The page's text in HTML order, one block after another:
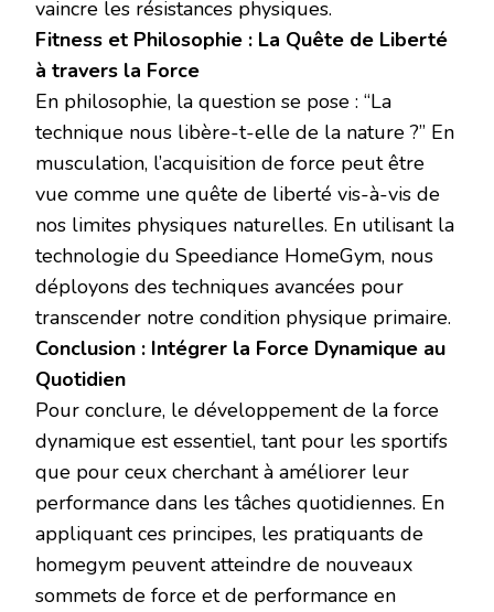
vaincre les résistances physiques.
Fitness et Philosophie : La Quête de Liberté
à travers la Force
En philosophie, la question se pose : “La
technique nous libère-t-elle de la nature ?” En
musculation, l’acquisition de force peut être
vue comme une quête de liberté vis-à-vis de
nos limites physiques naturelles. En utilisant la
technologie du Speediance HomeGym, nous
déployons des techniques avancées pour
transcender notre condition physique primaire.
Conclusion : Intégrer la Force Dynamique au
Quotidien
Pour conclure, le développement de la force
dynamique est essentiel, tant pour les sportifs
que pour ceux cherchant à améliorer leur
performance dans les tâches quotidiennes. En
appliquant ces principes, les pratiquants de
homegym peuvent atteindre de nouveaux
sommets de force et de performance en